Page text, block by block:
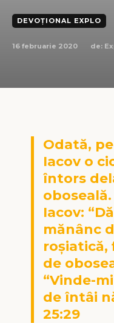
DEVOȚIONAL EXPLO
16 februarie 2020 de:
Odată,
Iacov o
întors
oboseală.
Iacov:
mănânc
de
“Vinde-
de întâi
25:29